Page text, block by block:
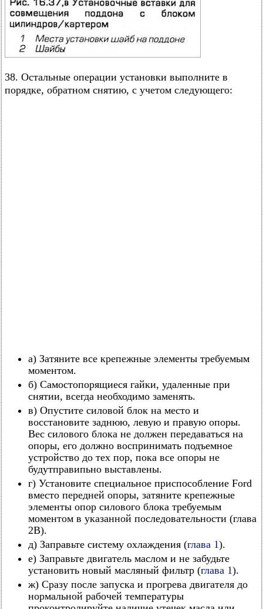
38. Остальные операции установки выполните в
порядке, обратном снятию, с учетом следующего:
а) Затяните все крепежные элементы требуемым
моментом.
б) Самостопорящиеся гайки, удаленные при
снятии, всегда необходимо заменять.
в) Опустите силовой блок на место и
восстановите заднюю, левую и правую опоры.
Вес силового блока не должен передаваться на
опоры, его должно воспринимать подъемное
устройство до тех пор, пока все опоры не
будутправипьно выставлены.
г) Установите специальное приспособление Ford
вместо передней опоры, затяните крепежные
элементы опор силового блока требуемым
моментом в указанной последовательности (глава
2В).
д) Заправьте систему охлаждения (глава 1).
е) Заправьте двигатель маслом и не забудьте
установить новый масляный фильтр (глава 1).
ж) Сразу после запуска и прогрева двигателя до
нормальной рабочей температуры